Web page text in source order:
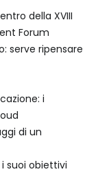
della XVIII
Forum
serve ripensare
i
di un
suoi obiettivi